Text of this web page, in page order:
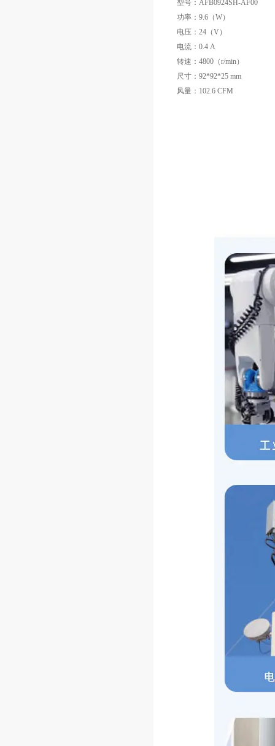
型号：AFB0924SH-AF00
功率：9.6（W）
电压：24（V）
电流：0.4 A
转速：4800（r/min）
尺寸：92*92*25 mm
风量：102.6 CFM